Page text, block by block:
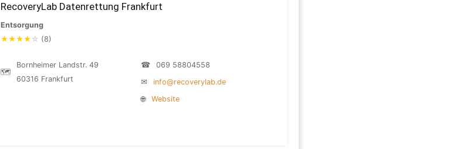
RecoveryLab Datenrettung Frankfurt
Entsorgung
★★★★ ☆ (8)
🗺
Bornheimer Landstr. 49
60316 Frankfurt
☎
069 58804558
✉
info@recoverylab.de
🌐
Website